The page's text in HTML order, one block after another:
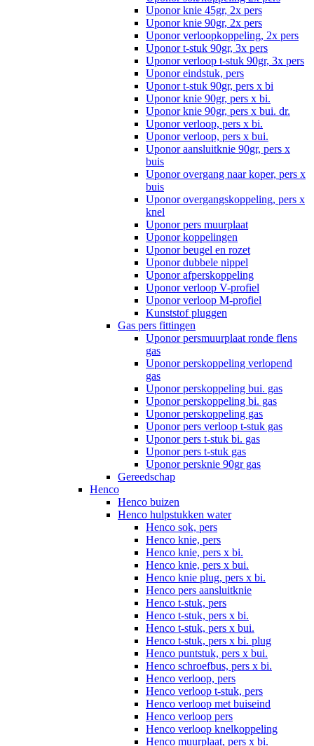
Uponor knie 45gr, 2x pers
Uponor knie 90gr, 2x pers
Uponor verloopkoppeling, 2x pers
Uponor t-stuk 90gr, 3x pers
Uponor verloop t-stuk 90gr, 3x pers
Uponor eindstuk, pers
Uponor t-stuk 90gr, pers x bi
Uponor knie 90gr, pers x bi.
Uponor knie 90gr, pers x bui. dr.
Uponor verloop, pers x bi.
Uponor verloop, pers x bui.
Uponor aansluitknie 90gr, pers x
buis
Uponor overgang naar koper, pers x
buis
Uponor overgangskoppeling, pers x
knel
Uponor pers muurplaat
Uponor koppelingen
Uponor beugel en rozet
Uponor dubbele nippel
Uponor afperskoppeling
Uponor verloop V-profiel
Uponor verloop M-profiel
Kunststof pluggen
Gas pers fittingen
Uponor persmuurplaat ronde flens
gas
Uponor perskoppeling verlopend
gas
Uponor perskoppeling bui. gas
Uponor perskoppeling bi. gas
Uponor perskoppeling gas
Uponor pers verloop t-stuk gas
Uponor pers t-stuk bi. gas
Uponor pers t-stuk gas
Uponor persknie 90gr gas
Gereedschap
Henco
Henco buizen
Henco hulpstukken water
Henco sok, pers
Henco knie, pers
Henco knie, pers x bi.
Henco knie, pers x bui.
Henco knie plug, pers x bi.
Henco pers aansluitknie
Henco t-stuk, pers
Henco t-stuk, pers x bi.
Henco t-stuk, pers x bui.
Henco t-stuk, pers x bi. plug
Henco puntstuk, pers x bui.
Henco schroefbus, pers x bi.
Henco verloop, pers
Henco verloop t-stuk, pers
Henco verloop met buiseind
Henco verloop pers
Henco verloop knelkoppeling
Henco muurplaat, pers x bi.